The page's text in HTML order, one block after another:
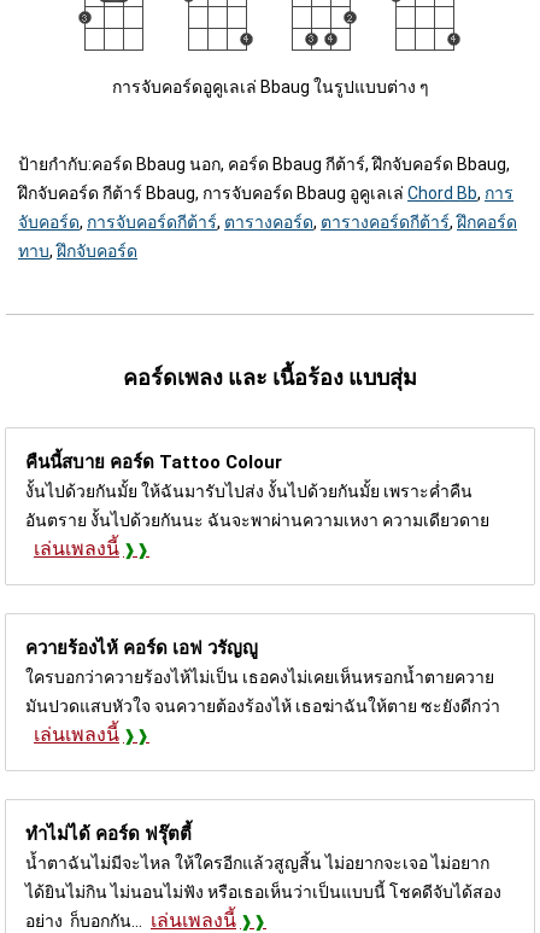
การจับคอร์ดอูคูเลเล่ Bbaug ในรูปแบบต่าง ๆ
ป้ายกำกับ:คอร์ด Bbaug นอก, คอร์ด Bbaug กีต้าร์, ฝึกจับคอร์ด Bbaug,
ฝึกจับคอร์ด กีต้าร์ Bbaug, การจับคอร์ด Bbaug อูคูเลเล่ Chord Bb, การ
จับคอร์ด, การจับคอร์ดกีต้าร์, ตารางคอร์ด, ตารางคอร์ดกีต้าร์,ฝึกคอร์ด
ทาบ,ฝึกจับคอร์ด
คอร์ดเพลง และ เนื้อร้อง แบบสุ่ม
คืนนี้สบาย คอร์ด Tattoo Colour
งั้นไปด้วยกันมั้ย ให้ฉันมารับไปส่ง งั้นไปด้วยกันมั้ย เพราะค่ำคืน
อันตราย งั้นไปด้วยกันนะ ฉันจะพาผ่านความเหงา ความเดียวดาย
เล่นเพลงนี้
ควายร้องไห้ คอร์ด เอฟ วรัญญู
ใครบอกว่าควายร้องไห้ไม่เป็น เธอคงไม่เคยเห็นหรอกน้ำตายควาย
มันปวดแสบหัวใจ จนควายต้องร้องไห้ เธอฆ่าฉันให้ตาย ซะยังดีกว่า
เล่นเพลงนี้
ทำไม่ได้ คอร์ด ฟรุ๊ตตี้
น้ำตาฉันไม่มีจะไหล ให้ใครอีกแล้วสูญสิ้น ไม่อยากจะเจอ ไม่อยาก
ได้ยินไม่กิน ไม่นอนไม่ฟัง หรือเธอเห็นว่าเป็นแบบนี้ โชคดีจับได้สอง
อย่าง ก็บอกกัน...
เล่นเพลงนี้